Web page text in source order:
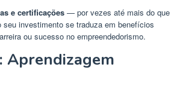
e certificações — por vezes até mais do que
investimento se traduza em benefícios
ou sucesso no empreendedorismo.
Aprendizagem